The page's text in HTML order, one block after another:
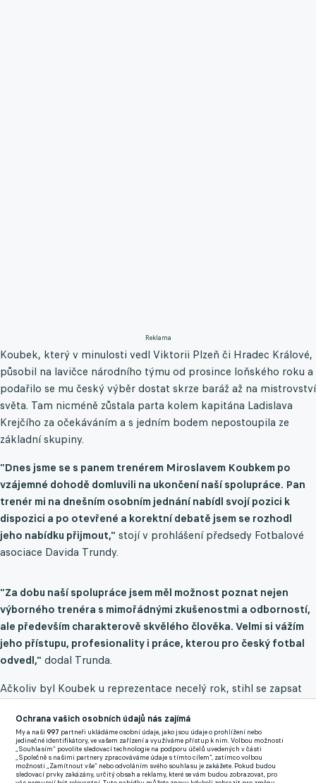
Reklama
Koubek, který v minulosti vedl Viktorii Plzeň či Hradec Králové,
působil na lavičce národního týmu od prosince loňského roku a
podařilo se mu český výběr dostat skrze baráž až na mistrovství
světa. Tam nicméně zůstala parta kolem kapitána Ladislava
Krejčího za očekáváním a s jedním bodem nepostoupila ze
základní skupiny.
"Dnes jsme se s panem trenérem Miroslavem Koubkem po
vzájemné dohodě domluvili na ukončení naší spolupráce. Pan
trenér mi na dnešním osobním jednání nabídl svojí pozici k
dispozici a po otevřené a korektní debatě jsem se rozhodl
jeho nabídku přijmout," stojí v prohlášení předsedy Fotbalové
asociace Davida Trundy.
"Za dobu naší spolupráce jsem měl možnost poznat nejen
výborného trenéra s mimořádnými zkušenostmi a odborností,
ale především charakterově skvělého člověka. Velmi si vážím
jeho přístupu, profesionality i práce, kterou pro český fotbal
odvedl," dodal Trunda.
Ačkoliv byl Koubek u reprezentace necelý rok, stihl se zapsat
trenérem, který kdy vedl tým na mistrovství světa. Zkušenější je
v tomto ohledu už jen Dick Advocaat (78 let). Celkově trénoval
tým v sedmi zápasech s bilancí čtyř výher, jedné remízy a dvou
porážek.
Ochrana vašich osobních údajů nás zajímá
My a naši997 partneři ukládáme osobní údaje, jako jsou údaje o prohlížení nebo
jedinečné identifikátory, ve vašem zařízení a využíváme přístup k nim. Volbou možnosti
„Souhlasím“ povolíte sledovací technologie na podporu účelů uvedených v části
„Společně s našimi partnery zpracováváme údaje s tímto cílem“, zatímco volbou
možnosti „Zamítnout vše“ nebo odvoláním svého souhlasu je zakážete. Pokud budou
sledovací prvky zakázány, určitý obsah a reklamy, které se vám budou zobrazovat, pro